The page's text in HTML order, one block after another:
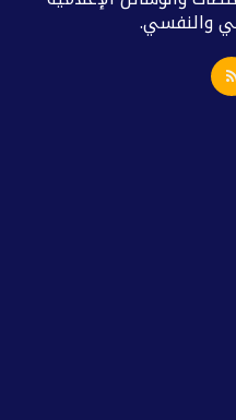
والنفسي.